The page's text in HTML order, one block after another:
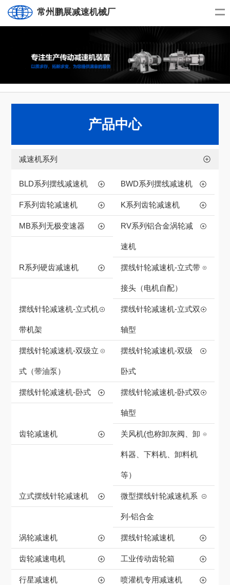
常州鹏展减速机械厂
产品中心
减速机系列
BLD系列摆线减速机 BWD系列摆线减速机
F系列齿轮减速机 K系列齿轮减速机
MB系列无极变速器 RV系列铝合金涡轮减
速机
R系列硬齿减速机 摆线针轮减速机-立式带
接头（电机自配）
摆线针轮减速机-立式机
带机架
摆线针轮减速机-立式双
轴型
摆线针轮减速机-双级立
式（带油泵）
摆线针轮减速机-双级
卧式
摆线针轮减速机-卧式 摆线针轮减速机-卧式双
轴型
齿轮减速机 关风机(也称卸灰阀、卸
料器、下料机、卸料机
等）
立式摆线针轮减速机 微型摆线针轮减速机系
列-铝合金
涡轮减速机 摆线针轮减速机
齿轮减速电机 工业传动齿轮箱
行星减速机 喷灌机专用减速机